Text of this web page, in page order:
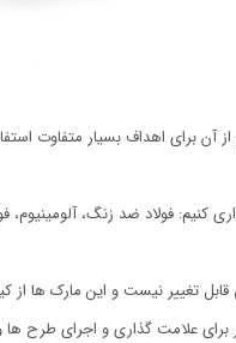
کنیم: فولاد ضد زنگ،
تغییر نیست و این مارک ها از
علامت گذاری و اجرای طرح